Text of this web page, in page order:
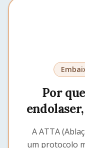
Por
A ATTA
um protocolo